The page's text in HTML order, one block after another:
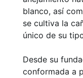
blanco, así
se cultiva la
único de su
Desde su
conformada a